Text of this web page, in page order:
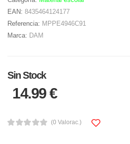
EAN: 8435464124177
Referencia: MPPE4946C91
Marca: DAM
Sin Stock
14.99 €
(0 Valorac.)